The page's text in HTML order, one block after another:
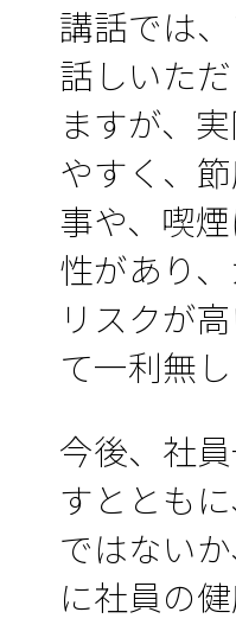
講話では
話しいた
ますが、
やすく、
事や、喫
性があり
リスクが
て一利無
今後、社
すととも
ではない
に社員の